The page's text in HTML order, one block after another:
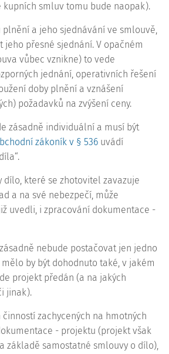
kupních smluv tomu bude naopak).
plnění a jeho sjednávání ve smlouvě,
jeho přesné sjednání. V opačném
vůbec vznikne) to vede
jednání, operativních řešení
doby plnění a vznášení
požadavků na zvýšení ceny.
zásadně individuální a musí být
zákoník v § 536 uvádí
dílo, které se zhotovitel zavazuje
a na své nebezpečí, může
uvedli, i zpracování dokumentace -
nebude postačovat jen jedno
by být dohodnuto také, v jakém
projekt předán (a na jakých
jinak).
zachycených na hmotných
- projektu (projekt však
základě samostatné smlouvy o dílo),